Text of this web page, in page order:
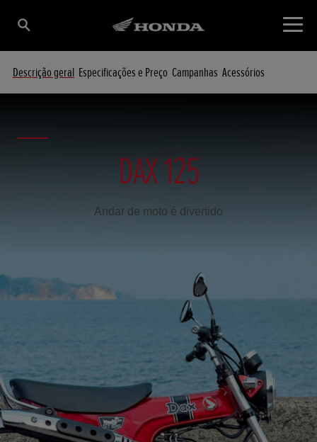
Descrição geral Especificações e Preço Campanhas Acessórios
DAX 125
Andar de moto é divertido